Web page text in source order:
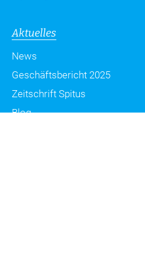
Aktuelles
News
Geschäftsbericht 2025
Zeitschrift Spitus
Blog